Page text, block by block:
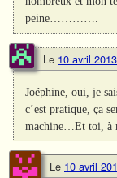
peine………….
Le 10 avril
Joéphine, oui, je
c’est pratique, ça
machine…Et toi, à
Le 10 avril